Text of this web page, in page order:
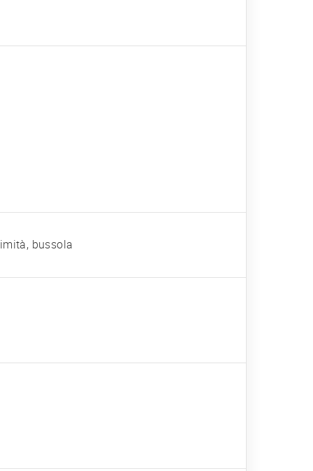
bussola